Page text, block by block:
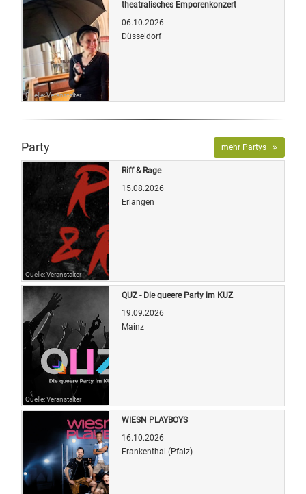
Quelle: Veranstalter
theatralisches Emporenkonzert
06.10.2026
Düsseldorf
Party mehr Partys
Quelle: Veranstalter
Riff & Rage
15.08.2026
Erlangen
Quelle: Veranstalter
QUZ - Die queere Party im KUZ
19.09.2026
Mainz
WIESN PLAYBOYS
16.10.2026
Frankenthal (Pfalz)